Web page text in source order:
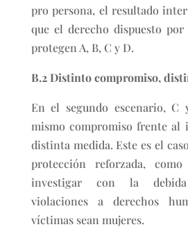
pro persona, el resultado
que el derecho dispuesto
protegen A, B, C y D.
B.2 Distinto compromiso,
En el segundo escenario, C
mismo compromiso frente al
distinta medida. Este es el
protección reforzada,
investigar con la
violaciones a derechos
víctimas sean mujeres.